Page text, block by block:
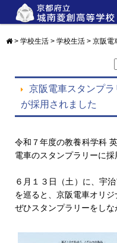
> 学校生活 > 学校生活 > 京阪電
京阪電車スタンプ
が採用されました
令和７年度の教養科学科
電車のスタンプラリーに採
６月１３日（土）に、宇
を巡ると、京阪電車オリジ
ぜひスタンプラリーをしな
トピックス
学校紹介
教育内容
中学生の方へ
在校生・保護者・卒業
各種証明書
ＰＴＡ・教育後援会